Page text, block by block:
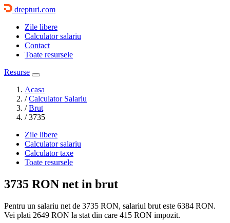
drepturi.com
Zile libere
Calculator salariu
Contact
Toate resursele
Resurse
Acasa
/ Calculator Salariu
/ Brut
/ 3735
Zile libere
Calculator salariu
Calculator taxe
Toate resursele
3735 RON net in brut
Pentru un salariu net de 3735 RON, salariul brut este 6384 RON.
Vei plati 2649 RON la stat din care 415 RON impozit.